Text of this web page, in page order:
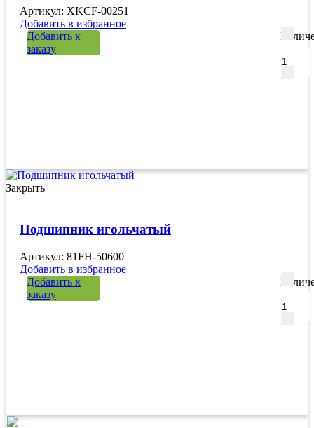
Артикул: XKCF-00251
Добавить в избранное
Добавить к
заказу
Закрыть
Подшипник игольчатый
Артикул: 81FH-50600
Добавить в избранное
Добавить к
заказу